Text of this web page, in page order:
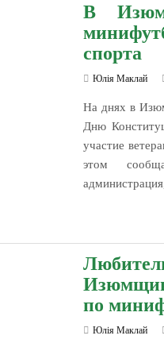
В
спорта
Юлія Маклай
На днях в
Дню
участие
этом
по
Юлія Маклай